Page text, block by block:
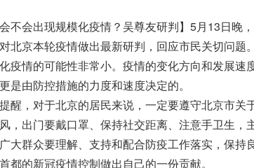
会不会出现规模化疫情？吴尊友研判】5月13日晚
北京本轮疫情做出最新研判，回应市民关切问题
疫情的可能性非常小。疫情的变化方向和发展速
是由防控措施的力度和速度决定的。
醒，对于北京的居民来说，一定要遵守北京市关
，出门要戴口罩、保持社交距离、注意手卫生，
大群众要理解、支持和配合防疫工作落实，保持
都的新冠疫情控制做出自己的一份贡献。